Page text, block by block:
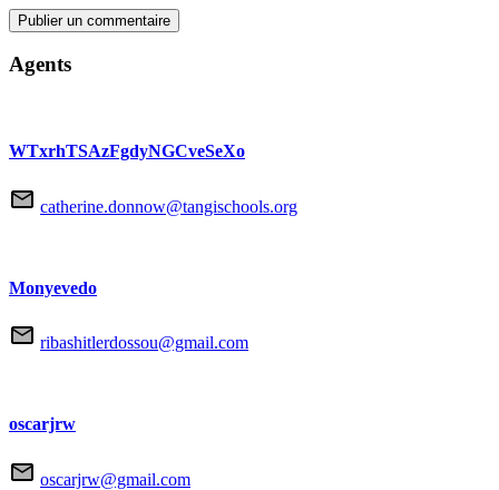
Agents
WTxrhTSAzFgdyNGCveSeXo
catherine.donnow@tangischools.org
Monyevedo
ribashitlerdossou@gmail.com
oscarjrw
oscarjrw@gmail.com